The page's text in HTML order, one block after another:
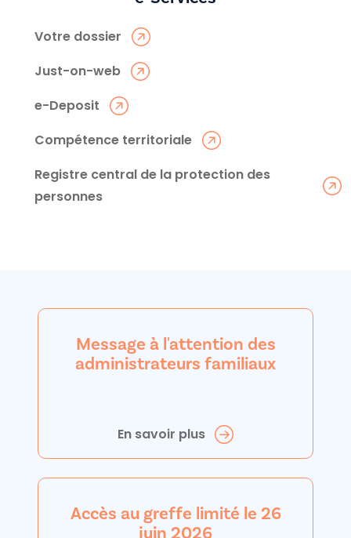
Votre dossier
Just-on-web
e-Deposit
Compétence territoriale
Registre central de la protection des
personnes
Message à l'attention des
administrateurs familiaux
En savoir plus
Accès au greffe limité le 26
juin 2026